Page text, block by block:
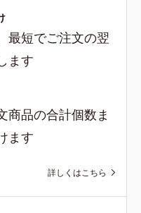
最短でご注文の翌
ます
商品の合計個数ま
ます
詳しくはこちら